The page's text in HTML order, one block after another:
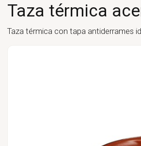
Taza térmica
Taza térmica con tapa antiderrames